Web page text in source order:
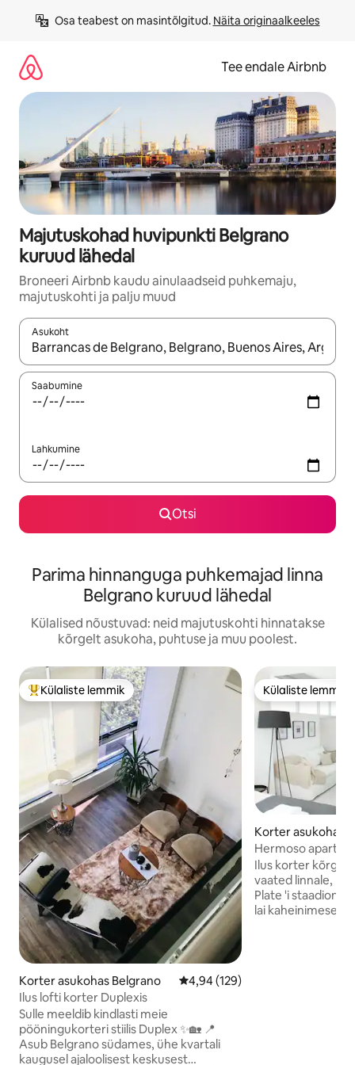
Osa teabest on masintõlgitud. Näita originaalkeeles
Tee endale Airbnb
Majutuskohad huvipunkti Belgrano
kuruud lähedal
Broneeri Airbnb kaudu ainulaadseid puhkemaju,
majutuskohti ja palju muud
Asukoht
Kui tulemused on kuvatud, liigu ekraanil nooleklahvidega või
Saabumine
Lahkumine
Otsi
Parima hinnanguga puhkemajad linna
Belgrano kuruud lähedal
Külalised nõustuvad: neid majutuskohti hinnatakse
kõrgelt asukoha, puhtuse ja muu poolest.
Külaliste suur lemmik
Külaliste lemmik
Korter asukohas Belgrano Keskmine hinnang 4,94/5, 129
4,94 (129)
Ilus lofti korter Duplexis
Sulle meeldib kindlasti meie
pööningukorteri stiilis Duplex ✨🏡 📍
Asub Belgrano südames, ühe kvartali
kaugusel ajaloolisest keskusest
Külaliste lemmik
Külaliste lemmik
Korter asukohas
es
Hermoso
Ilus korter kõrgel
vaated linnale, Rio
Plate 'i staadionile. Ideaalne 2
lai